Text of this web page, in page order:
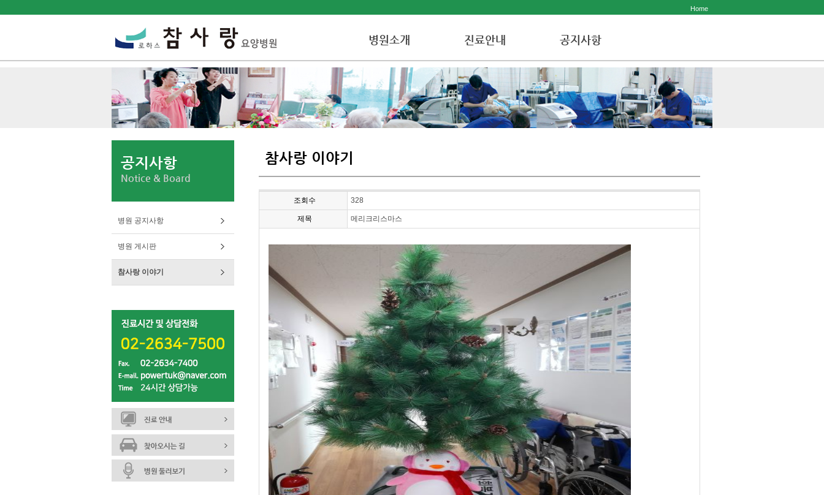
Home
병원소개 진료안내 공지사항
공지사항
Notice & Board
병원 공지사항
병원 게시판
참사랑 이야기
참사랑 이야기
조회수 328
제목 메리크리스마스